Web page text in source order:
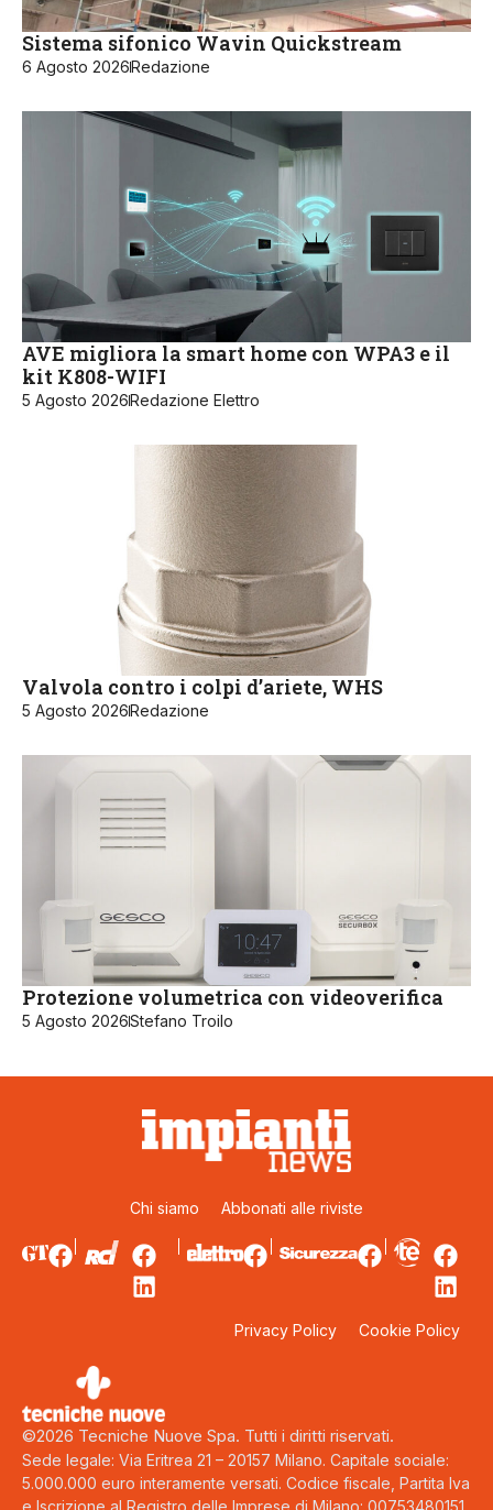
Sistema sifonico Wavin Quickstream
6 Agosto 2026Redazione
AVE migliora la smart home con WPA3 e il
kit K808-WIFI
5 Agosto 2026Redazione Elettro
Valvola contro i colpi d’ariete, WHS
5 Agosto 2026Redazione
Protezione volumetrica con videoverifica
5 Agosto 2026Stefano Troilo
Chi siamo Abbonati alle riviste
Privacy Policy Cookie Policy
©2026 Tecniche Nuove Spa. Tutti i diritti riservati.
Sede legale: Via Eritrea 21 – 20157 Milano. Capitale sociale:
5.000.000 euro interamente versati. Codice fiscale, Partita Iva